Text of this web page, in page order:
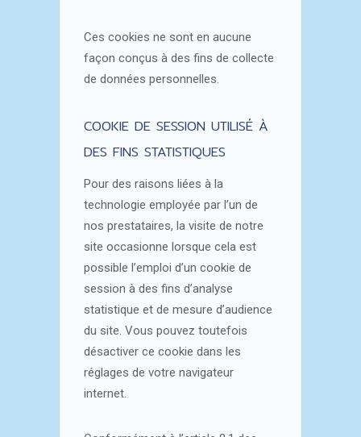
Ces cookies ne sont en aucune
façon conçus à des fins de collecte
de données personnelles.
COOKIE DE SESSION UTILISÉ À
DES FINS STATISTIQUES
Pour des raisons liées à la
technologie employée par l’un de
nos prestataires, la visite de notre
site occasionne lorsque cela est
possible l’emploi d’un cookie de
session à des fins d’analyse
statistique et de mesure d’audience
du site. Vous pouvez toutefois
désactiver ce cookie dans les
réglages de votre navigateur
internet.